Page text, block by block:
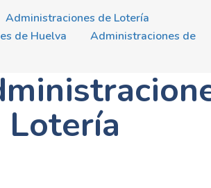
Administraciones de Lotería
de Huelva
Administraciones de
Lotería